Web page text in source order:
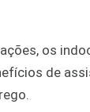
os
de